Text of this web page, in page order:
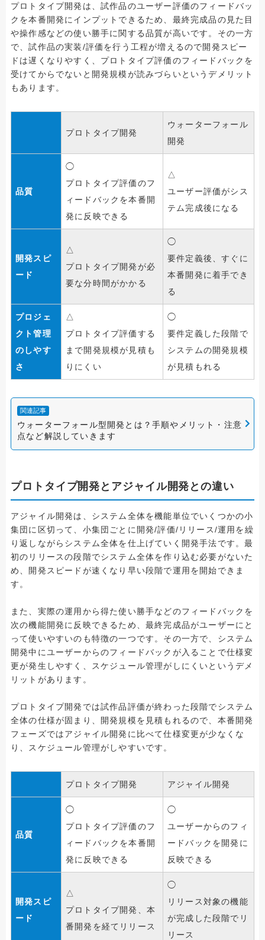
プロトタイプ開発は、試作品のユーザー評価のフィードバッ
クを本番開発にインプットできるため、最終完成品の見た目
や操作感などの使い勝手に関する品質が高いです。その一方
で、試作品の実装/評価を行う工程が増えるので開発スピー
ドは遅くなりやすく、プロトタイプ評価のフィードバックを
受けてからでないと開発規模が読みづらいというデメリット
もあります。
プロトタイプ開発
ウォーターフォール
開発
品質
◯
プロトタイプ評価のフ
ィードバックを本番開
発に反映できる
△
ユーザー評価がシス
テム完成後になる
開発スピ
ード
△
プロトタイプ開発が必
要な分時間がかかる
◯
要件定義後、すぐに
本番開発に着手でき
る
プロジェ
クト管理
のしやす
さ
△
プロトタイプ評価する
まで開発規模が見積も
りにくい
◯
要件定義した段階で
システムの開発規模
が見積もれる
関連記事
ウォーターフォール型開発とは？手順やメリット・注意
点など解説していきます
プロトタイプ開発とアジャイル開発との違い
アジャイル開発は、システム全体を機能単位でいくつかの小
集団に区切って、小集団ごとに開発/評価/リリース/運用を繰
り返しながらシステム全体を仕上げていく開発手法です。最
初のリリースの段階でシステム全体を作り込む必要がないた
め、開発スピードが速くなり早い段階で運用を開始できま
す。
また、実際の運用から得た使い勝手などのフィードバックを
次の機能開発に反映できるため、最終完成品がユーザーにと
って使いやすいのも特徴の一つです。その一方で、システム
開発中にユーザーからのフィードバックが入ることで仕様変
更が発生しやすく、スケジュール管理がしにくいというデメ
リットがあります。
プロトタイプ開発では試作品評価が終わった段階でシステム
全体の仕様が固まり、開発規模を見積もれるので、本番開発
フェーズではアジャイル開発に比べて仕様変更が少なくな
り、スケジュール管理がしやすいです。
プロトタイプ開発 アジャイル開発
品質
◯
プロトタイプ評価のフ
ィードバックを本番開
発に反映できる
◯
ユーザーからのフィ
ードバックを開発に
反映できる
開発スピ
ード
△
プロトタイプ開発、本
番開発を経てリリース
◯
リリース対象の機能
が完成した段階でリ
リース